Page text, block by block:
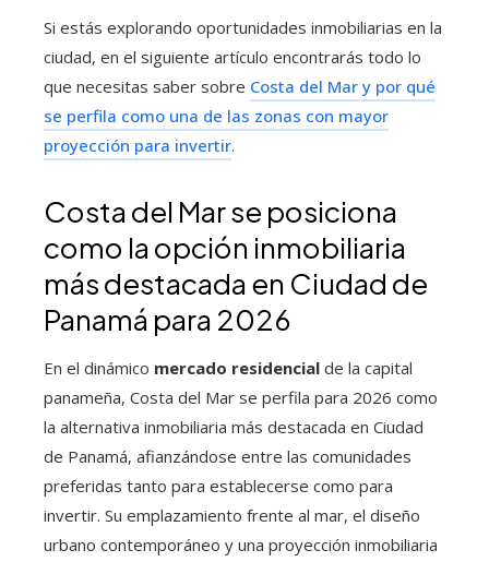
Si estás explorando oportunidades inmobiliarias en la
ciudad, en el siguiente artículo encontrarás todo lo
que necesitas saber sobre Costa del Mar y por qué
se perfila como una de las zonas con mayor
proyección para invertir.
Costa del Mar se posiciona
como la opción inmobiliaria
más destacada en Ciudad de
Panamá para 2026
En el dinámico mercado residencial de la capital
panameña, Costa del Mar se perfila para 2026 como
la alternativa inmobiliaria más destacada en Ciudad
de Panamá, afianzándose entre las comunidades
preferidas tanto para establecerse como para
invertir. Su emplazamiento frente al mar, el diseño
urbano contemporáneo y una proyección inmobiliaria